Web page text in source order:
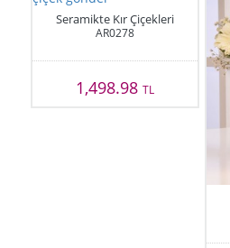
Seramikte Kır Çiçekleri
AR0278
1,498.98TL